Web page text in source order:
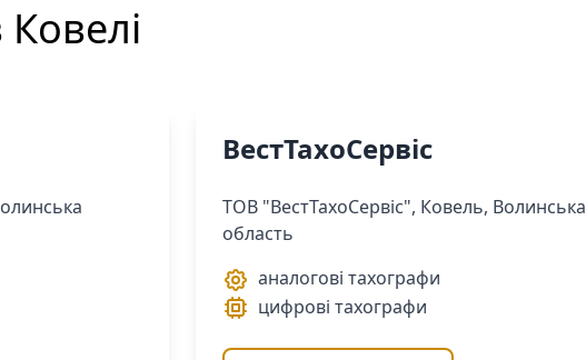
Ковелі
ВестТахоСервіс
ТОВ "ВестТахоСервіс", Ковель, Волинська
область
аналогові тахографи
цифрові тахографи